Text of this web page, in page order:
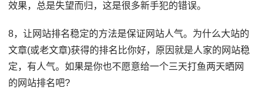
效果，总是失望而归，这是很多新手犯的错误。
8，让网站排名稳定的方法是保证网站人气。为什么大站的
文章(或老文章)获得的排名比你好，原因就是人家的网站稳
定，有人气。如果是你也不愿意给一个三天打鱼两天晒网
的网站排名吧?